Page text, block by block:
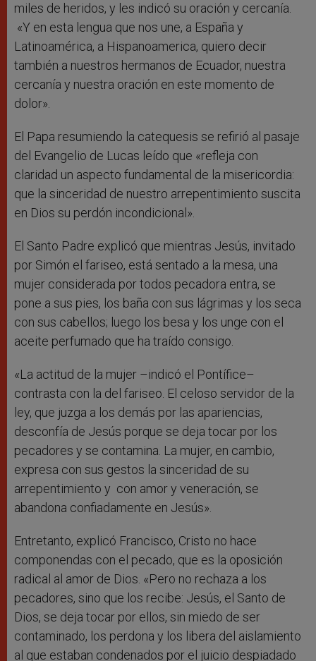
miles de heridos, y les indicó su oración y cercanía.
«Y en esta lengua que nos une, a España y
Latinoamérica, a Hispanoamerica, quiero decir
también a nuestros hermanos de Ecuador, nuestra
cercanía y nuestra oración en este momento de
dolor».
El Papa resumiendo la catequesis se refirió al pasaje
del Evangelio de Lucas leído que «refleja con
claridad un aspecto fundamental de la misericordia:
que la sinceridad de nuestro arrepentimiento suscita
en Dios su perdón incondicional».
El Santo Padre explicó que mientras Jesús, invitado
por Simón el fariseo, está sentado a la mesa, una
mujer considerada por todos pecadora entra, se
pone a sus pies, los baña con sus lágrimas y los seca
con sus cabellos; luego los besa y los unge con el
aceite perfumado que ha traído consigo.
«La actitud de la mujer –indicó el Pontífice–
contrasta con la del fariseo. El celoso servidor de la
ley, que juzga a los demás por las apariencias,
desconfía de Jesús porque se deja tocar por los
pecadores y se contamina. La mujer, en cambio,
expresa con sus gestos la sinceridad de su
arrepentimiento y con amor y veneración, se
abandona confiadamente en Jesús».
Entretanto, explicó Francisco, Cristo no hace
componendas con el pecado, que es la oposición
radical al amor de Dios. «Pero no rechaza a los
pecadores, sino que los recibe: Jesús, el Santo de
Dios, se deja tocar por ellos, sin miedo de ser
contaminado, los perdona y los libera del aislamiento
al que estaban condenados por el juicio despiadado